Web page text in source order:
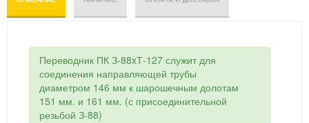
Переводник ПК З-88xТ-127 служит для
соединения направляющей трубы
диаметром 146 мм к шарошечным долотам
151 мм. и 161 мм. (с присоединительной
резьбой З-88)